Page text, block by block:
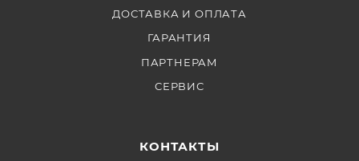
ДОСТАВКА И ОПЛАТА
ГАРАНТИЯ
ПАРТНЕРАМ
СЕРВИС
КОНТАКТЫ